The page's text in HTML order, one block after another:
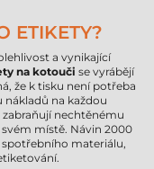
ETIKETY?
a vynikající
na kotouči se vyrábějí
že k tisku není potřeba
nákladů na každou
nechtěnému
místě. Návin 2000
materiálu,